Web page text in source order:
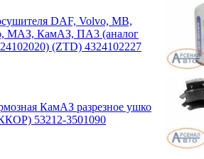
DAF, Volvo, MB,
МАЗ, КамАЗ, ПА3 (аналог
(ZTD) 4324102227
КамАЗ разрезное ушко
53212-3501090